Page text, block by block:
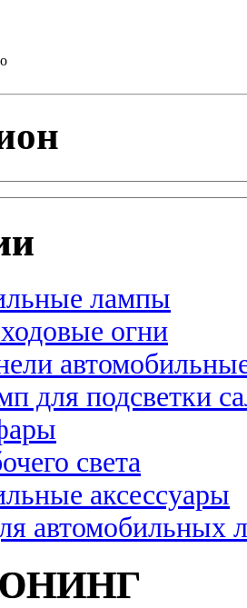
лампы
огни
для подсветки
света
аксессуары
автомобильных